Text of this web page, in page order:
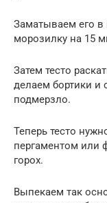
Заматываем его
морозилку на 15
Затем тесто
делаем бортики и
подмерзло.
Теперь тесто
пергаментом или
горох.
Выпекаем так